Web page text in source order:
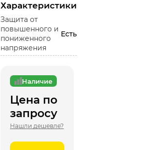
Характеристики
Защита от
повышенного и
пониженного
напряжения
Есть
Наличие
Цена по
запросу
Нашли дешевле?